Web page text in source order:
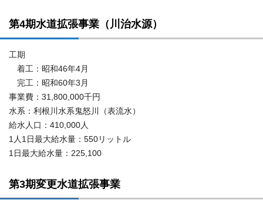
第4期水道拡張事業（川治水源）
工期
着工：昭和46年4月
完工：昭和60年3月
事業費：31,800,000千円
水系：利根川水系鬼怒川（表流水）
給水人口：410,000人
1人1日最大給水量：550リットル
1日最大給水量：225,100
第3期変更水道拡張事業